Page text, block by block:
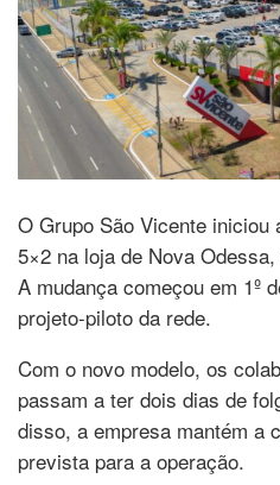
O Grupo São Vicente iniciou
5×2 na loja de Nova
A mudança começou em 1º
projeto-piloto da rede.
Com o novo modelo, os
passam a ter dois dias de
disso, a empresa mantém a
prevista para a operação.